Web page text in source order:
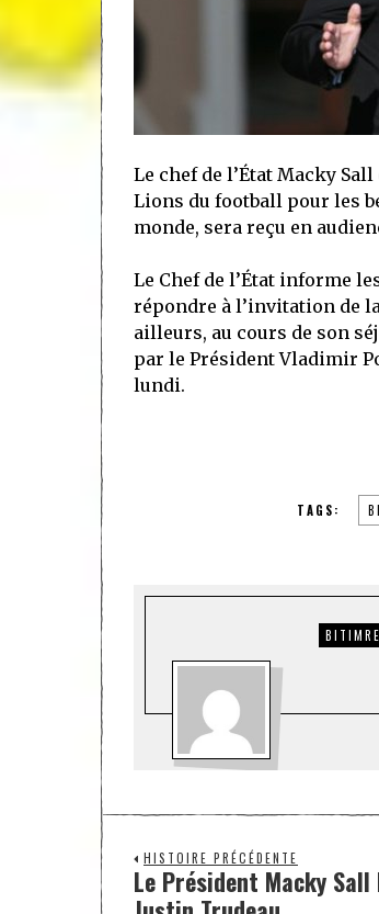
Le chef de l’État Macky
Lions du football pour les
monde, sera reçu en
Le Chef de l’État informe
répondre à l’invitation de
ailleurs, au cours de son
par le Président Vladimir
lundi.
TAGS:
HISTOIRE PRÉCÉDENTE
Le Président Macky Sall